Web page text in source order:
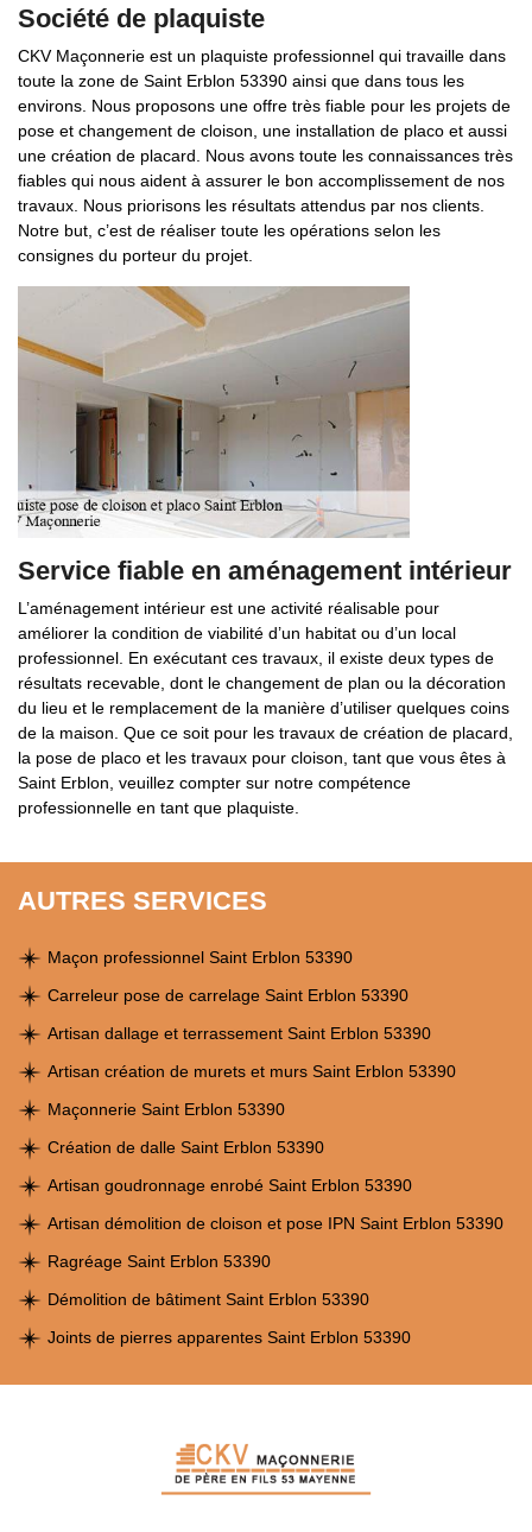
Société de plaquiste
CKV Maçonnerie est un plaquiste professionnel qui travaille dans
toute la zone de Saint Erblon 53390 ainsi que dans tous les
environs. Nous proposons une offre très fiable pour les projets de
pose et changement de cloison, une installation de placo et aussi
une création de placard. Nous avons toute les connaissances très
fiables qui nous aident à assurer le bon accomplissement de nos
travaux. Nous priorisons les résultats attendus par nos clients.
Notre but, c’est de réaliser toute les opérations selon les
consignes du porteur du projet.
Service fiable en aménagement intérieur
L’aménagement intérieur est une activité réalisable pour
améliorer la condition de viabilité d’un habitat ou d’un local
professionnel. En exécutant ces travaux, il existe deux types de
résultats recevable, dont le changement de plan ou la décoration
du lieu et le remplacement de la manière d’utiliser quelques coins
de la maison. Que ce soit pour les travaux de création de placard,
la pose de placo et les travaux pour cloison, tant que vous êtes à
Saint Erblon, veuillez compter sur notre compétence
professionnelle en tant que plaquiste.
AUTRES SERVICES
Maçon professionnel Saint Erblon 53390
Carreleur pose de carrelage Saint Erblon 53390
Artisan dallage et terrassement Saint Erblon 53390
Artisan création de murets et murs Saint Erblon 53390
Maçonnerie Saint Erblon 53390
Création de dalle Saint Erblon 53390
Artisan goudronnage enrobé Saint Erblon 53390
Artisan démolition de cloison et pose IPN Saint Erblon 53390
Ragréage Saint Erblon 53390
Démolition de bâtiment Saint Erblon 53390
Joints de pierres apparentes Saint Erblon 53390